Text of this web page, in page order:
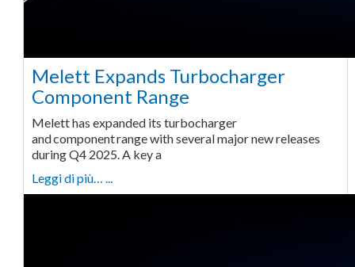
Melett Expands Turbocharger
Component Range
Melett has expanded its turbocharger
and component range with several major new releases
during Q4 2025. A key a
Leggi di più… ...